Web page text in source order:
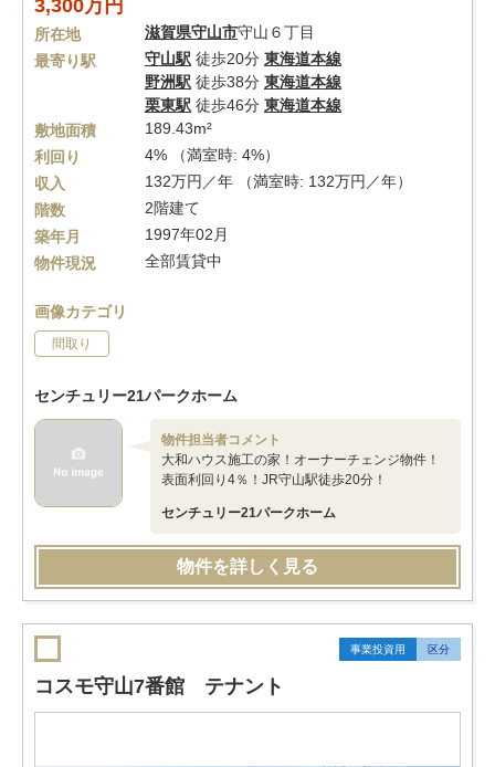
3,300万円
所在地 滋賀県守山市守山６丁目
最寄り駅
守山駅 徒歩20分 東海道本線
野洲駅 徒歩38分 東海道本線
栗東駅 徒歩46分 東海道本線
敷地面積
189.43m²
利回り
4% （満室時: 4%）
収入
132万円／年 （満室時: 132万円／年）
階数
2階建て
築年月
1997年02月
物件現況
全部賃貸中
画像カテゴリ
間取り
センチュリー21パークホーム
物件担当者コメント
大和ハウス施工の家！オーナーチェンジ物件！
表面利回り4％！JR守山駅徒歩20分！
センチュリー21パークホーム
物件を詳しく見る
事業投資用 区分
コスモ守山7番館 テナント